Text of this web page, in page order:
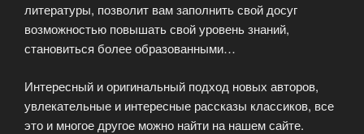
литературы, позволит вам заполнить свой досуг
возможностью повышать свой уровень знаний,
становиться более образованными…
Интересный и оригинальный подход новых авторов,
увлекательные и интересные рассказы классиков, все
это и многое другое можно найти на нашем сайте.